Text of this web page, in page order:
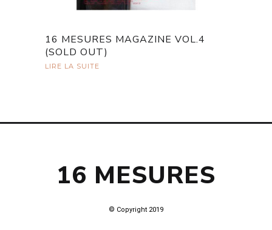
16 MESURES MAGAZINE VOL.4
(SOLD OUT)
LIRE LA SUITE
© Copyright 2019
16 MESURES